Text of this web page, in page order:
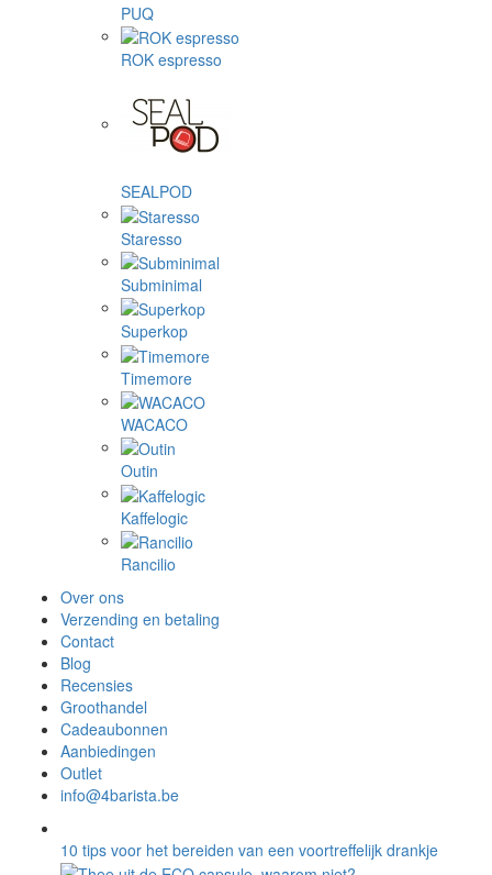
PUQ
ROK espresso
SEALPOD
Staresso
Subminimal
Superkop
Timemore
WACACO
Outin
Kaffelogic
Rancilio
Over ons
Verzending en betaling
Contact
Blog
Recensies
Groothandel
Cadeaubonnen
Aanbiedingen
Outlet
info@4barista.be
10 tips voor het bereiden van een voortreffelijk drankje